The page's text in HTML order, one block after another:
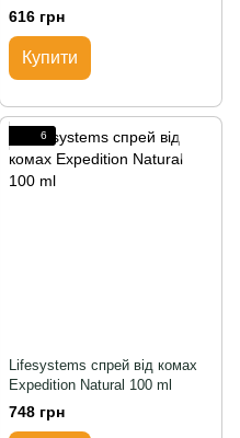
616 грн
Купити
6
Lifesystems спрей від комах
Expedition Natural 100 ml
748 грн